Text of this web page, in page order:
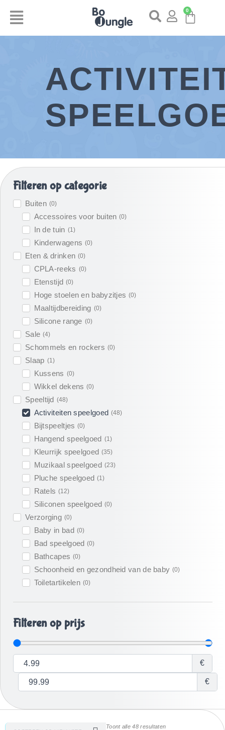
0
Filteren op categorie
Buiten (0)
Accessoires voor buiten (0)
In de tuin (1 )
Kinderwagens (0)
Eten & drinken (0)
CPLA-reeks (0)
Etenstijd (0)
Hoge stoelen en babyzitjes (0)
Maaltijdbereiding (0)
Silicone range (0)
Sale (4)
Schommels en rockers (0)
Slaap (1 )
Kussens (0)
Wikkel dekens (0)
Speeltijd (48)
Activiteiten speelgoed (48)
Bijtspeeltjes (0)
Hangend speelgoed (1 )
Kleurrijk speelgoed (35)
Muzikaal speelgoed (23)
Pluche speelgoed (1)
Ratels (12)
Siliconen speelgoed (0)
Verzorging (0)
Baby in bad (0)
Bad speelgoed (0)
Bathcapes (0)
Schoonheid en gezondheid van de baby (0)
Toiletartikelen (0)
Filteren op prijs
€
€
Toont alle 48 resultaten